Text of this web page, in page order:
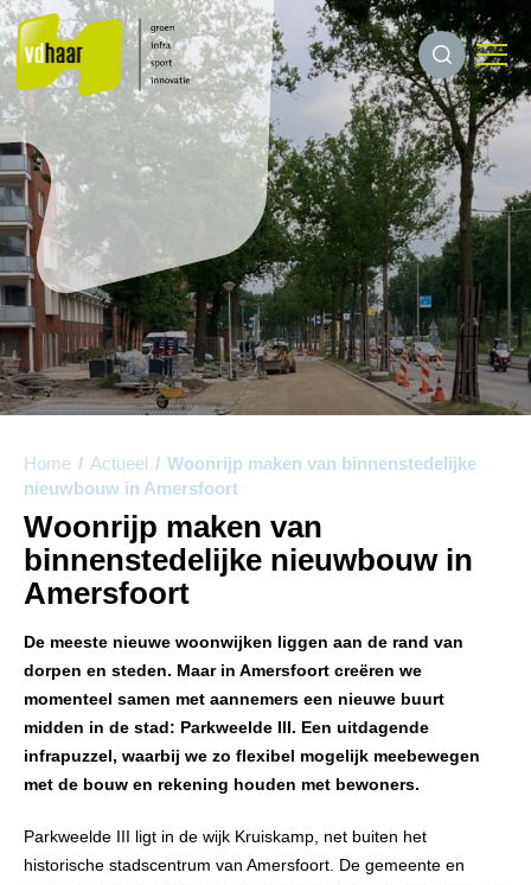
Home / Actueel / Woonrijp maken van binnenstedelijke
nieuwbouw in Amersfoort
Woonrijp maken van
binnenstedelijke nieuwbouw in
Amersfoort
De meeste nieuwe woonwijken liggen aan de rand van
dorpen en steden. Maar in Amersfoort creëren we
momenteel samen met aannemers een nieuwe buurt
midden in de stad: Parkweelde III. Een uitdagende
infrapuzzel, waarbij we zo flexibel mogelijk meebewegen
met de bouw en rekening houden met bewoners.
Parkweelde III ligt in de wijk Kruiskamp, net buiten het
historische stadscentrum van Amersfoort. De gemeente en